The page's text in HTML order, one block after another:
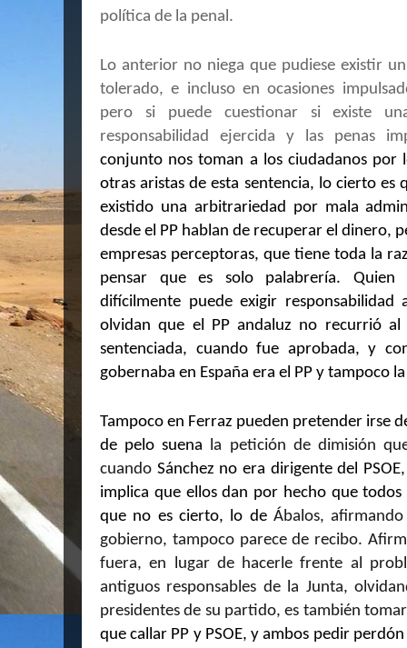
política de la penal.
Lo anterior no niega que pudiese existir
tolerado, e incluso en ocasiones
pero si puede cuestionar si existe
responsabilidad ejercida y las penas
conjunto nos toman a los ciudadanos por
otras aristas de esta sentencia, lo cierto es
existido una arbitrariedad por mala
desde el PP hablan de recuperar el dinero,
empresas perceptoras, que tiene toda la
pensar que es solo palabrería. Quien
difícilmente puede exigir
olvidan que el PP andaluz no recurrió
sentenciada, cuando fue aprobada, y
gobernaba en España era el PP y tampoco
Tampoco en Ferraz pueden pretender irse
de pelo suena la petición de dimisión
cuando Sánchez no era dirigente del
implica que ellos dan por hecho que todos
que no es cierto, lo de Ábalos,
gobierno, tampoco parece de recibo.
fuera, en lugar de hacerle frente al
antiguos responsables de la Junta,
presidentes de su partido, es también
que callar PP y PSOE, y ambos pedir